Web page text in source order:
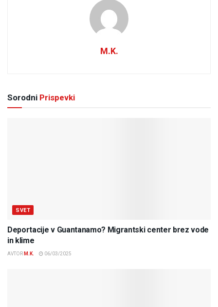
M.K.
Sorodni Prispevki
SVET
Deportacije v Guantanamo? Migrantski center brez vode
in klime
AVTOR M.K. 06/03/2025